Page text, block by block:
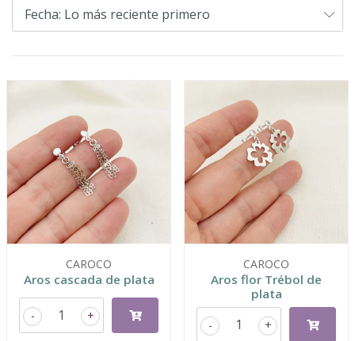
CAROCO
Aros cascada de plata
+
-
CAROCO
Aros flor Trébol de
plata
+
-